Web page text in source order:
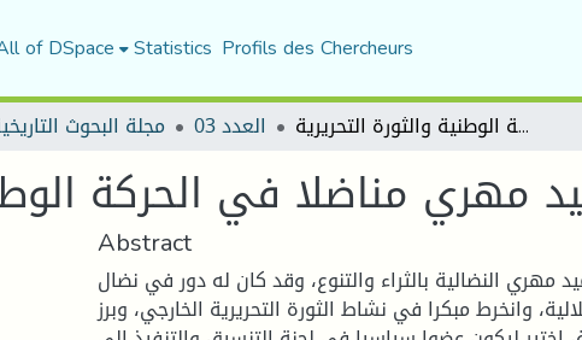
of DSpace Statistics Profils des Chercheurs
مجلة البحوث العدد 03 عبد الحميد مهري مناضلا في الحركة الوطنية والثورة التحريرية
مهري مناضلا في الحركة
Abstract
مهري النضالية بالثراء والتنوع، وقد كان له دور في نضال
وانخرط مبكرا في نشاط الثورة التحريرية الخارجي، وبرز